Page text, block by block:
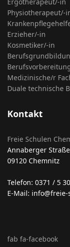
Physiotherapeut/-
Erzieher/-in
Kosmetiker/-in
Medizinische/r
Duale technische
Kontakt
Freie Schulen
Annaberger
09120 Chemnitz
Telefon: 0371 / 5
E-Mail:
fab fa-facebook